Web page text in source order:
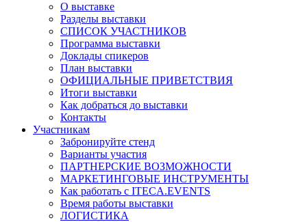
О выставке
Разделы выставки
СПИСОК УЧАСТНИКОВ
Программа выставки
Доклады спикеров
План выставки
ОФИЦИАЛЬНЫЕ ПРИВЕТСТВИЯ
Итоги выставки
Как добраться до выставки
Контакты
Участникам
Забронируйте стенд
Варианты участия
ПАРТНЕРСКИЕ ВОЗМОЖНОСТИ
МАРКЕТИНГОВЫЕ ИНСТРУМЕНТЫ
Как работать с ITECA.EVENTS
Время работы выставки
ЛОГИСТИКА